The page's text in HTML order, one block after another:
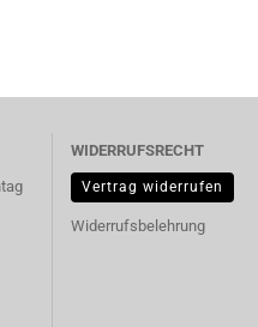
WIDERRUFSRECHT
Vertrag widerrufen
Widerrufsbelehrung